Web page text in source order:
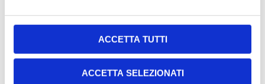
ACCETTA TUTTI
ACCETTA SELEZIONATI
SCARICA LA SCHEDA TECNICA